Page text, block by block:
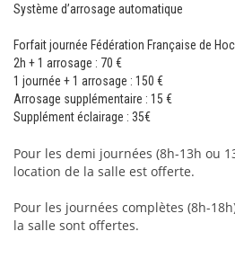
Système d’arrosage automatique
Forfait journée Fédération Française de
2h + 1 arrosage : 70 €
1 journée + 1 arrosage : 150 €
Arrosage supplémentaire : 15 €
Supplément éclairage : 35€
Pour les demi journées (8h-13h ou
location de la salle est offerte.
Pour les journées complètes (8h-
la salle sont offertes.